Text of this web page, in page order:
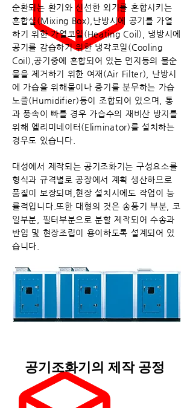
순환되는 환기와 신선한 외기를 혼합시키는
혼합실(Mixing Box),난방시에 공기를 가열
하기 위한 가열코일(Heating Coil), 냉방시에
공기를 감습하기 위한 냉각코일(Cooling
Coil),공기중에 혼합되어 있는 먼지등의 불순
물을 제거하기 위한 여재(Air Filter), 난방시
에 가습을 위해물이나 증기를 분무하는 가습
노즐(Humidifier)등이 조합되어 있으며, 통
과 풍속이 빠를 경우 가습수의 재비산 방지를
위해 엘리미네이터(Eliminator)를 설치하는
경우도 있습니다.
대성에서 제작되는 공기조화기는 구성요소를
형식과 규격별로 공장에서 계획 생산하므로
품질이 보장되며,현장 설치시에도 작업이 능
률적입니다.또한 대형의 것은 송풍기 부분, 코
일부분, 필터부분으로 분할 제작되어 수송과
반입 및 현장조립이 용이하도록 설계되어 있
습니다.
공기조화기의 제작 공정